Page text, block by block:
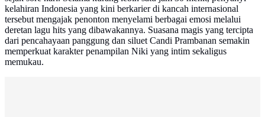
kelahiran Indonesia yang kini berkarier di kancah internasional
tersebut mengajak penonton menyelami berbagai emosi melalui
deretan lagu hits yang dibawakannya. Suasana magis yang tercipta
dari pencahayaan panggung dan siluet Candi Prambanan semakin
memperkuat karakter penampilan Niki yang intim sekaligus
memukau.